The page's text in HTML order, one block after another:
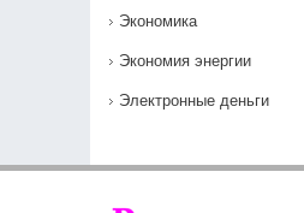
Экономика
Экономия энергии
Электронные деньги